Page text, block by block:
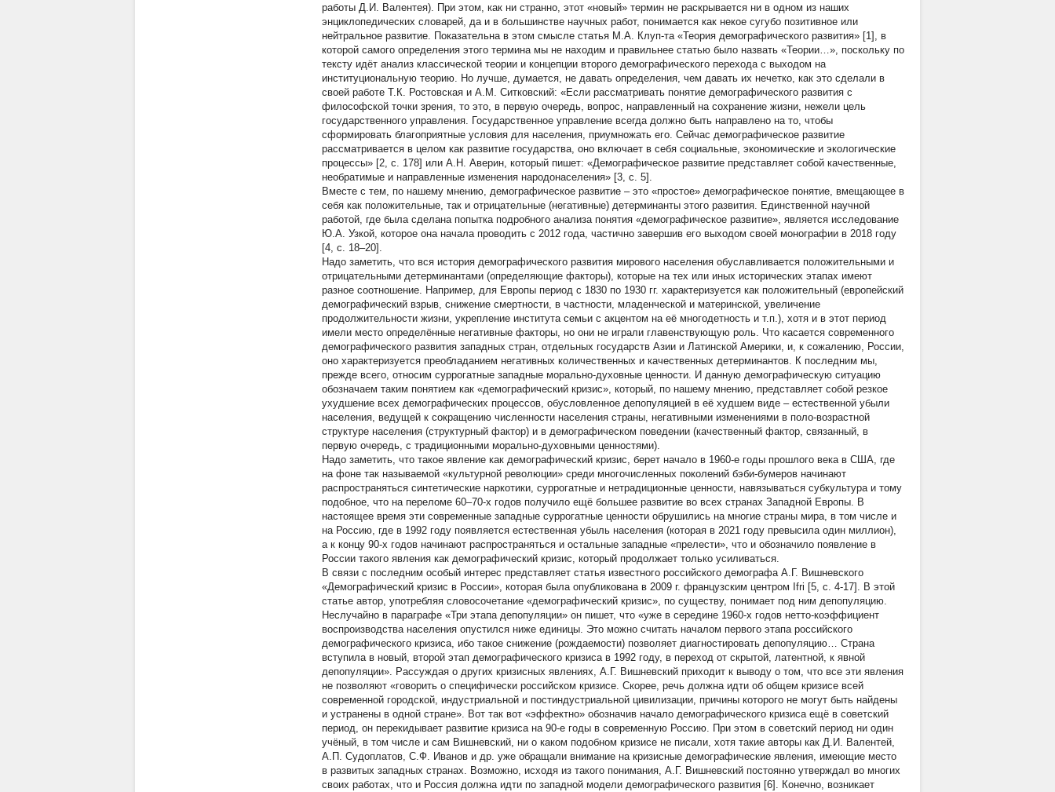
работы Д.И. Валентея). При этом, как ни странно, этот «новый» термин не раскрывается ни в одном из наших
энциклопедических словарей, да и в большинстве научных работ, понимается как некое сугубо позитивное или
нейтральное развитие. Показательна в этом смысле статья М.А. Клуп-та «Теория демографического развития» [1], в
которой самого определения этого термина мы не находим и правильнее статью было назвать «Теории…», поскольку по
тексту идёт анализ классической теории и концепции второго демографического перехода с выходом на
институциональную теорию. Но лучше, думается, не давать определения, чем давать их нечетко, как это сделали в
своей работе Т.К. Ростовская и А.М. Ситковский: «Если рассматривать понятие демографического развития с
философской точки зрения, то это, в первую очередь, вопрос, направленный на сохранение жизни, нежели цель
государственного управления. Государственное управление всегда должно быть направлено на то, чтобы
сформировать благоприятные условия для населения, приумножать его. Сейчас демографическое развитие
рассматривается в целом как развитие государства, оно включает в себя социальные, экономические и экологические
процессы» [2, c. 178] или А.Н. Аверин, который пишет: «Демографическое развитие представляет собой качественные,
необратимые и направленные изменения народонаселения» [3, c. 5].
Вместе с тем, по нашему мнению, демографическое развитие – это «простое» демографическое понятие, вмещающее в
себя как положительные, так и отрицательные (негативные) детерминанты этого развития. Единственной научной
работой, где была сделана попытка подробного анализа понятия «демографическое развитие», является исследование
Ю.А. Узкой, которое она начала проводить с 2012 года, частично завершив его выходом своей монографии в 2018 году
[4, с. 18–20].
Надо заметить, что вся история демографического развития мирового населения обуславливается положительными и
отрицательными детерминантами (определяющие факторы), которые на тех или иных исторических этапах имеют
разное соотношение. Например, для Европы период с 1830 по 1930 гг. характеризуется как положительный (европейский
демографический взрыв, снижение смертности, в частности, младенческой и материнской, увеличение
продолжительности жизни, укрепление института семьи с акцентом на её многодетность и т.п.), хотя и в этот период
имели место определённые негативные факторы, но они не играли главенствующую роль. Что касается современного
демографического развития западных стран, отдельных государств Азии и Латинской Америки, и, к сожалению, России,
оно характеризуется преобладанием негативных количественных и качественных детерминантов. К последним мы,
прежде всего, относим суррогатные западные морально-духовные ценности. И данную демографическую ситуацию
обозначаем таким понятием как «демографический кризис», который, по нашему мнению, представляет собой резкое
ухудшение всех демографических процессов, обусловленное депопуляцией в её худшем виде – естественной убыли
населения, ведущей к сокращению численности населения страны, негативными изменениями в поло-возрастной
структуре населения (структурный фактор) и в демографическом поведении (качественный фактор, связанный, в
первую очередь, с традиционными морально-духовными ценностями).
Надо заметить, что такое явление как демографический кризис, берет начало в 1960-е годы прошлого века в США, где
на фоне так называемой «культурной революции» среди многочисленных поколений бэби-бумеров начинают
распространяться синтетические наркотики, суррогатные и нетрадиционные ценности, навязываться субкультура и тому
подобное, что на переломе 60–70-х годов получило ещё большее развитие во всех странах Западной Европы. В
настоящее время эти современные западные суррогатные ценности обрушились на многие страны мира, в том числе и
на Россию, где в 1992 году появляется естественная убыль населения (которая в 2021 году превысила один миллион),
а к концу 90-х годов начинают распространяться и остальные западные «прелести», что и обозначило появление в
России такого явления как демографический кризис, который продолжает только усиливаться.
В связи с последним особый интерес представляет статья известного российского демографа А.Г. Вишневского
«Демографический кризис в России», которая была опубликована в 2009 г. французским центром Ifri [5, c. 4-17]. В этой
статье автор, употребляя словосочетание «демографический кризис», по существу, понимает под ним депопуляцию.
Неслучайно в параграфе «Три этапа депопуляции» он пишет, что «уже в середине 1960-х годов нетто-коэффициент
воспроизводства населения опустился ниже единицы. Это можно считать началом первого этапа российского
демографического кризиса, ибо такое снижение (рождаемости) позволяет диагностировать депопуляцию… Страна
вступила в новый, второй этап демографического кризиса в 1992 году, в переход от скрытой, латентной, к явной
депопуляции». Рассуждая о других кризисных явлениях, А.Г. Вишневский приходит к выводу о том, что все эти явления
не позволяют «говорить о специфически российском кризисе. Скорее, речь должна идти об общем кризисе всей
современной городской, индустриальной и постиндустриальной цивилизации, причины которого не могут быть найдены
и устранены в одной стране». Вот так вот «эффектно» обозначив начало демографического кризиса ещё в советский
период, он перекидывает развитие кризиса на 90-е годы в современную Россию. При этом в советский период ни один
учёный, в том числе и сам Вишневский, ни о каком подобном кризисе не писали, хотя такие авторы как Д.И. Валентей,
А.П. Судоплатов, С.Ф. Иванов и др. уже обращали внимание на кризисные демографические явления, имеющие место
в развитых западных странах. Возможно, исходя из такого понимания, А.Г. Вишневский постоянно утверждал во многих
своих работах, что и Россия должна идти по западной модели демографического развития [6]. Конечно, возникает